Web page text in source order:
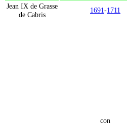
Jean IX de Grasse
de Cabris
1691-1711
con